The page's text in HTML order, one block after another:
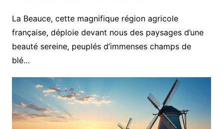
La Beauce, cette magnifique région agricole
française, déploie devant nous des paysages d’une
beauté sereine, peuplés d’immenses champs de
blé…